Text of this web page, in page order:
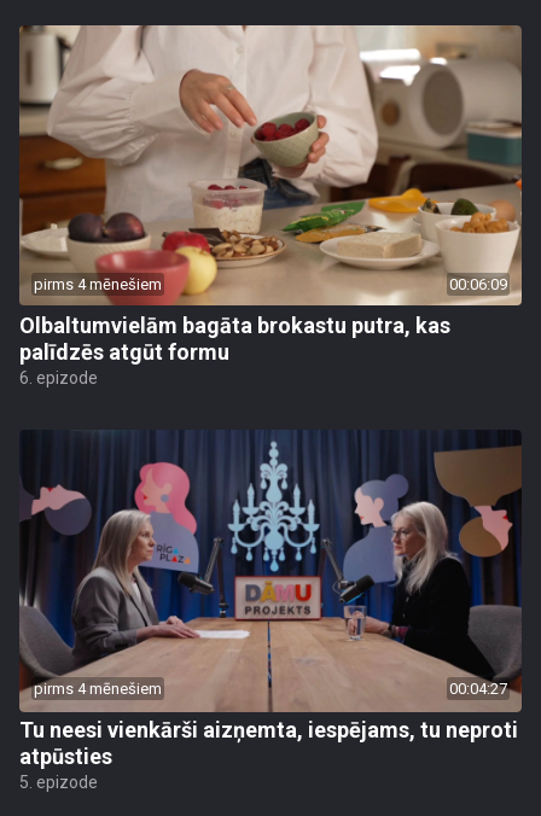
pirms 4 mēnešiem 00:06:09
Olbaltumvielām bagāta brokastu putra, kas
palīdzēs atgūt formu
6. epizode
pirms 4 mēnešiem 00:04:27
Tu neesi vienkārši aizņemta, iespējams, tu neproti
atpūsties
5. epizode